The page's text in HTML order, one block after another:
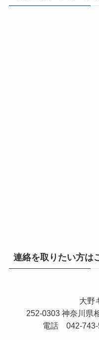
連絡を取りたい方は
大野
252-0303 神奈川県
電話 042-743-